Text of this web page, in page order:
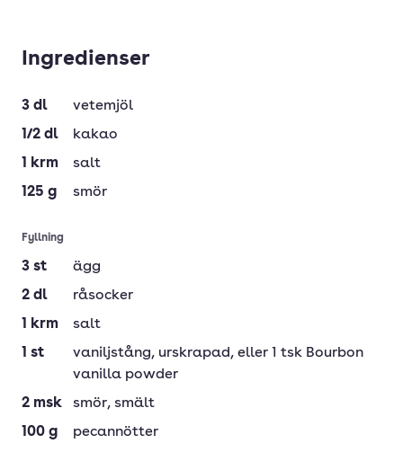
Ingredienser
3 dl
vetemjöl
1/2 dl
kakao
1
krm
salt
125 g smör
Fyllning
3 st
ägg
2 dl
råsocker
1
krm
salt
1 st vaniljstång, urskrapad, eller 1 tsk Bourbon
vanilla powder
2 msk smör, smält
100 g pecannötter